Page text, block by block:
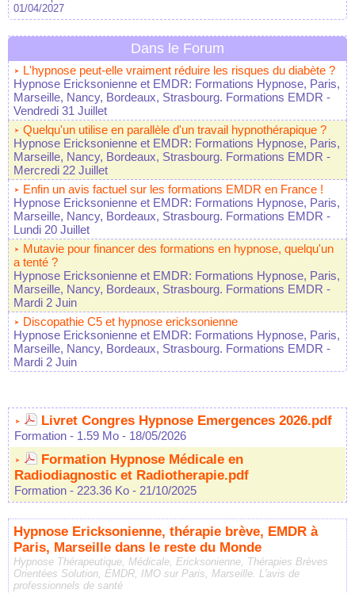
01/04/2027
Dans le Forum
L'hypnose peut-elle vraiment réduire les risques du diabète ?
Hypnose Ericksonienne et EMDR: Formations Hypnose, Paris,
Marseille, Nancy, Bordeaux, Strasbourg. Formations EMDR -
Vendredi 31 Juillet
Quelqu'un utilise en parallèle d'un travail hypnothérapique ?
Hypnose Ericksonienne et EMDR: Formations Hypnose, Paris,
Marseille, Nancy, Bordeaux, Strasbourg. Formations EMDR -
Mercredi 22 Juillet
Enfin un avis factuel sur les formations EMDR en France !
Hypnose Ericksonienne et EMDR: Formations Hypnose, Paris,
Marseille, Nancy, Bordeaux, Strasbourg. Formations EMDR -
Lundi 20 Juillet
Mutavie pour financer des formations en hypnose, quelqu'un
a tenté ?
Hypnose Ericksonienne et EMDR: Formations Hypnose, Paris,
Marseille, Nancy, Bordeaux, Strasbourg. Formations EMDR -
Mardi 2 Juin
Discopathie C5 et hypnose ericksonienne
Hypnose Ericksonienne et EMDR: Formations Hypnose, Paris,
Marseille, Nancy, Bordeaux, Strasbourg. Formations EMDR -
Mardi 2 Juin
Livret Congres Hypnose Emergences 2026.pdf
Formation - 1.59 Mo - 18/05/2026
Formation Hypnose Médicale en
Radiodiagnostic et Radiotherapie.pdf
Formation - 223.36 Ko - 21/10/2025
Hypnose Ericksonienne, thérapie brève, EMDR à
Paris, Marseille dans le reste du Monde
Hypnose Thérapeutique, Médicale, Ericksonienne, Thérapies Brèves
Orientées Solution, EMDR, IMO sur Paris, Marseille. L'avis de
professionnels de santé